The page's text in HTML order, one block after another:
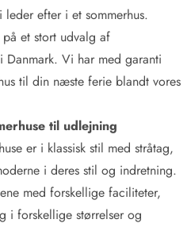
efter i et sommerhus.
et stort udvalg af
Danmark. Vi har med garanti
til din næste ferie blandt vores
til udlejning
er i klassisk stil med stråtag,
i deres stil og indretning.
med forskellige faciliteter,
i forskellige størrelser og